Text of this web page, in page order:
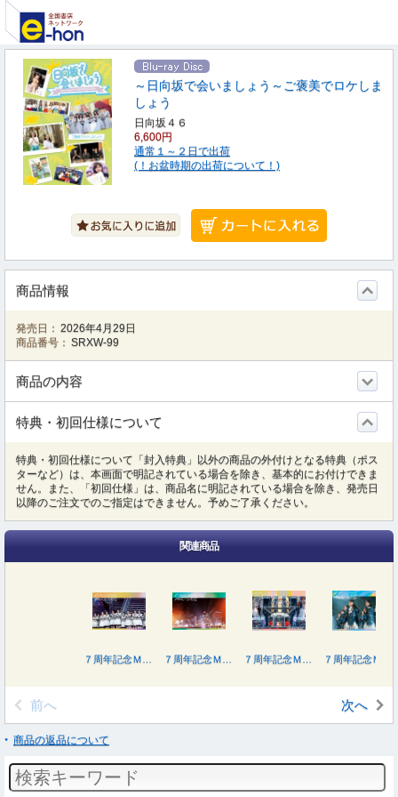
～日向坂で会いましょう～ご褒美でロケしま
しょう
日向坂４６
6,600円
通常１～２日で出荷
(！お盆時期の出荷について！)
商品情報
発売日： 2026年4月29日
商品番号： SRXW-99
商品の内容
特典・初回仕様について
特典・初回仕様について「封入特典」以外の商品の外付けとなる特典（ポス
ターなど）は、本画面で明記されている場合を除き、基本的にお付けできま
せん。また、「初回仕様」は、商品名に明記されている場合を除き、発売日
以降のご注文でのご指定はできません。予めご了承ください。
関連商品
前へ 次へ
商品の返品について